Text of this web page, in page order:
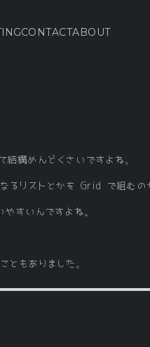
CONTACTABOUT
構めんどくさいですよね。
リストとかを Grid で組むの
すいんですよね。
もありました。